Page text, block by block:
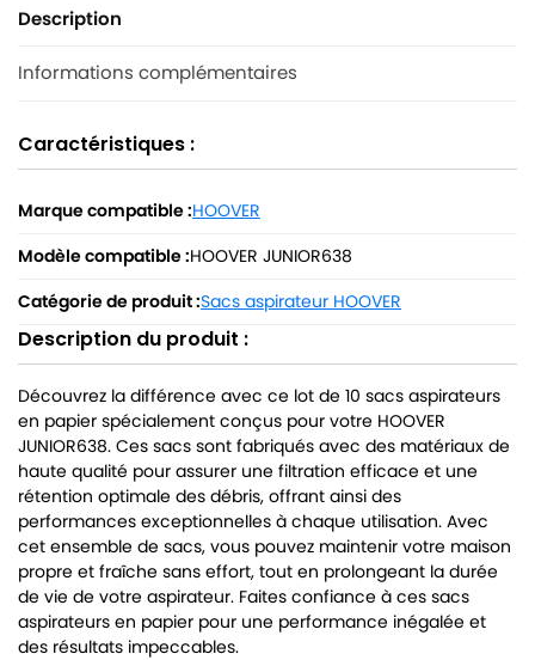
Description
Informations complémentaires
Caractéristiques :
Marque compatible :HOOVER
Modèle compatible :HOOVER JUNIOR638
Catégorie de produit :Sacs aspirateur HOOVER
Description du produit :
Découvrez la différence avec ce lot de 10 sacs aspirateurs
en papier spécialement conçus pour votre HOOVER
JUNIOR638. Ces sacs sont fabriqués avec des matériaux de
haute qualité pour assurer une filtration efficace et une
rétention optimale des débris, offrant ainsi des
performances exceptionnelles à chaque utilisation. Avec
cet ensemble de sacs, vous pouvez maintenir votre maison
propre et fraîche sans effort, tout en prolongeant la durée
de vie de votre aspirateur. Faites confiance à ces sacs
aspirateurs en papier pour une performance inégalée et
des résultats impeccables.